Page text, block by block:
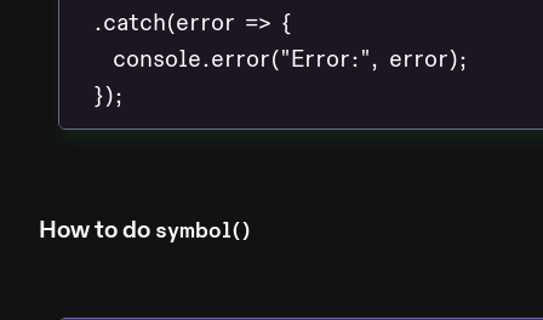
  .catch(error => {
    console.error("Error:", error);
How to do symbol()